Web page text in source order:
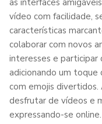
vídeo com facilidade,
características
colaborar com novos
interesses e participar
adicionando um toque
com emojis
desfrutar de vídeos e
expressando-se online.